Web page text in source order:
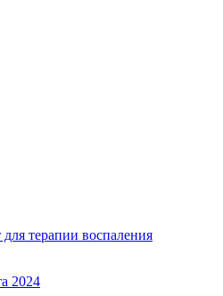
терапии воспаления
2024